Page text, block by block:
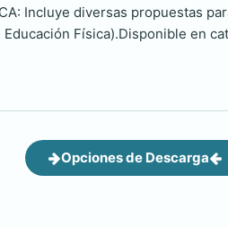
Incluye diversas propuestas
Física).Disponible en
Opciones de Descarga